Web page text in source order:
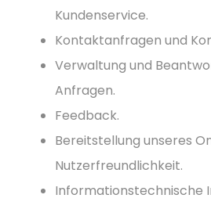
Kundenservice.
Kontaktanfragen und
Verwaltung und
Anfragen.
Feedback.
Bereitstellung unseres
Nutzerfreundlichkeit.
Informationstechnische